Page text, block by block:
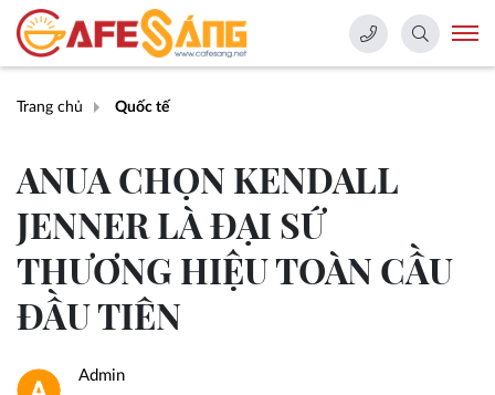
Trang chủ Quốc tế
ANUA CHỌN KENDALL
JENNER LÀ ĐẠI SỨ
THƯƠNG HIỆU TOÀN CẦU
ĐẦU TIÊN
Admin